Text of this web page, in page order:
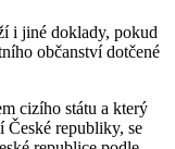
i jiné doklady, pokud
občanství dotčené
cizího státu a který
republiky, se